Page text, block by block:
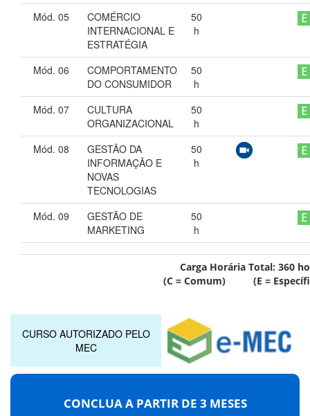
Mód. 05
COMÉRCIO
INTERNACIONAL E
ESTRATÉGIA
50
h
Mód. 06
COMPORTAMENTO
DO CONSUMIDOR
50
h
Mód. 07
CULTURA
ORGANIZACIONAL
50
h
Mód. 08
GESTÃO DA
INFORMAÇÃO E
NOVAS
TECNOLOGIAS
50
h
Mód. 09
GESTÃO DE
MARKETING
50
h
Carga Horária Total: 360
(C = Comum) (E =
CURSO AUTORIZADO PELO
MEC
CONCLUA A PARTIR DE 3 MESES